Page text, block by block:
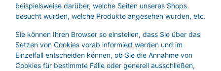
beispielsweise darüber, welche Seiten unseres Shops
besucht wurden, welche Produkte angesehen wurden, etc.
Sie können Ihren Browser so einstellen, dass Sie über das
Setzen von Cookies vorab informiert werden und im
Einzelfall entscheiden können, ob Sie die Annahme von
Cookies für bestimmte Fälle oder generell ausschließen,